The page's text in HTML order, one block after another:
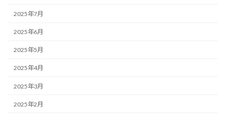
2025年7月
2025年6月
2025年5月
2025年4月
2025年3月
2025年2月